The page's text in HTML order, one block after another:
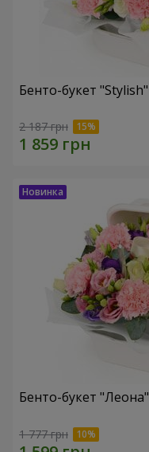
Бенто-букет "Stylish"
2 187 грн
Бенто-букет "Леона"
1 777 грн